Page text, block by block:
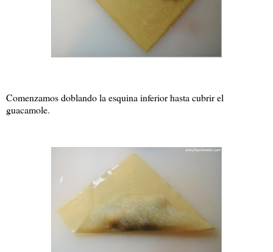
Comenzamos doblando la esquina inferior hasta cubrir el
guacamole.